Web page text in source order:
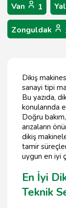
Van 1
Zonguldak
Dikiş
sanayi tipi
Bu yazıda,
konularında
Doğru
arızaların
dikiş
tamir
uygun en iyi
En İyi
Teknik